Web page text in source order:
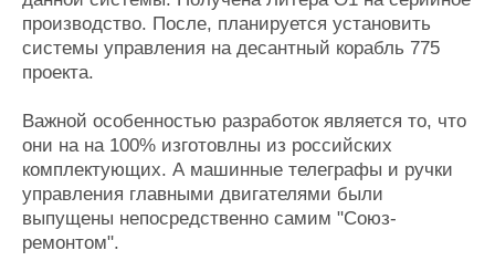
производство. После, планируется установить
системы управления на десантный корабль 775
проекта.
Важной особенностью разработок является то, что
они на на 100% изготовлны из российских
комплектующих. А машинные телеграфы и ручки
управления главными двигателями были
выпущены непосредственно самим "Союз-
ремонтом".